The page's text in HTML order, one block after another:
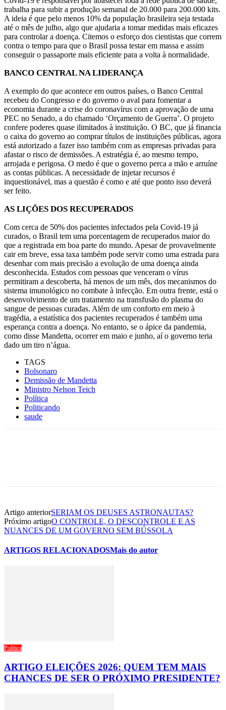
trabalha para subir a produção semanal de 20.000 para 200.000 kits.
A ideia é que pelo menos 10% da população brasileira seja testada
até o mês de julho, algo que ajudaria a tomar medidas mais eficazes
para controlar a doença. Citemos o esforço dos cientistas que correm
contra o tempo para que o Brasil possa testar em massa e assim
conseguir o passaporte mais eficiente para a volta à normalidade.
BANCO CENTRAL NA LIDERANÇA
A exemplo do que acontece em outros países, o Banco Central
recebeu do Congresso e do governo o aval para fomentar a
economia durante a crise do coronavírus com a aprovação de uma
PEC no Senado, a do chamado ‘Orçamento de Guerra’. O projeto
confere poderes quase ilimitados à instituição. O BC, que já financia
o caixa do governo ao comprar títulos de instituições públicas, agora
está autorizado a fazer isso também com as empresas privadas para
afastar o risco de demissões. A estratégia é, ao mesmo tempo,
arrojada e perigosa. O medo é que o governo perca a mão e arruíne
as contas públicas. A necessidade de injetar recursos é
inquestionável, mas a questão é como e até que ponto isso deverá
ser feito.
AS LIÇÕES DOS RECUPERADOS
Com cerca de 50% dos pacientes infectados pela Covid-19 já
curados, o Brasil tem uma porcentagem de recuperados maior do
que a registrada em boa parte do mundo. Apesar de provavelmente
cair em breve, essa taxa também pode servir como uma estrada para
desenhar com mais precisão a evolução de uma doença ainda
desconhecida. Estudos com pessoas que venceram o vírus
permitiram a descoberta, há menos de um mês, dos mecanismos do
sistema imunológico no combate à infecção. Em outra frente, está o
desenvolvimento de um tratamento na transfusão do plasma do
sangue de pessoas curadas. Além de um conforto em meio à
tragédia, a estatística dos pacientes recuperados é também uma
esperança contra a doença. No entanto, se o ápice da pandemia,
como disse Mandetta, ocorrer em maio e junho, aí o governo teria
dado um tiro n’água.
TAGS
Bolsonaro
Demissão de Mandetta
Ministro Nelson Teich
Política
Politicando
saude
Artigo anteriorSERIAM OS DEUSES ASTRONAUTAS?
Próximo artigoO CONTROLE, O DESCONTROLE E AS
NUANCES DE UM GOVERNO SEM BÚSSOLA
ARTIGOS RELACIONADOSMais do autor
Política
ARTIGO ELEIÇÕES 2026: QUEM TEM MAIS
CHANCES DE SER O PRÓXIMO PRESIDENTE?